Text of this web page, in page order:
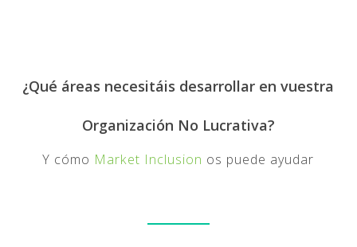
¿Qué áreas necesitáis desarrollar en vuestra
Organización No Lucrativa?
Y cómo Market Inclusion os puede ayudar